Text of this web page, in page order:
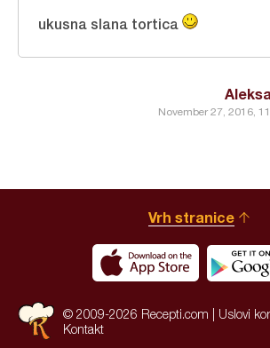
November 27, 2016,
ukusna slana tortica
Vrh stranice
© 2009-2026 Recepti.com | Uslovi
Kontakt